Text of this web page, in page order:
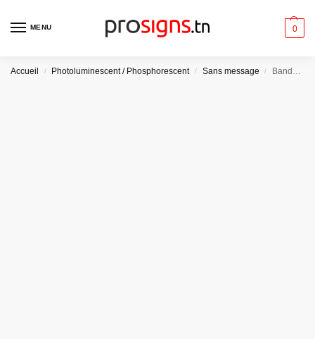
MENU 0
Accueil / Photoluminescent / Phosphorescent / Sans message / Bande de balisage photoluminescente